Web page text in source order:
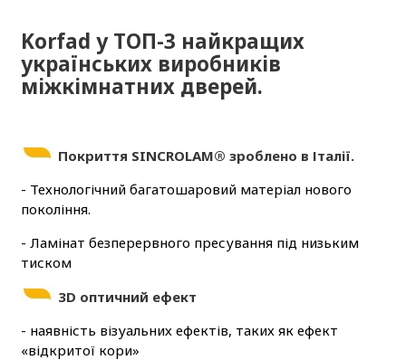
Korfad у ТОП-3 найкращих
українських виробників
міжкімнатних дверей.
Покриття SINCROLAM® зроблено в Італії.
- Технологічний багатошаровий матеріал нового
покоління.
- Ламінат безперервного пресування під низьким
тиском
3D оптичний ефект
- наявність візуальних ефектів, таких як ефект
«відкритої кори»